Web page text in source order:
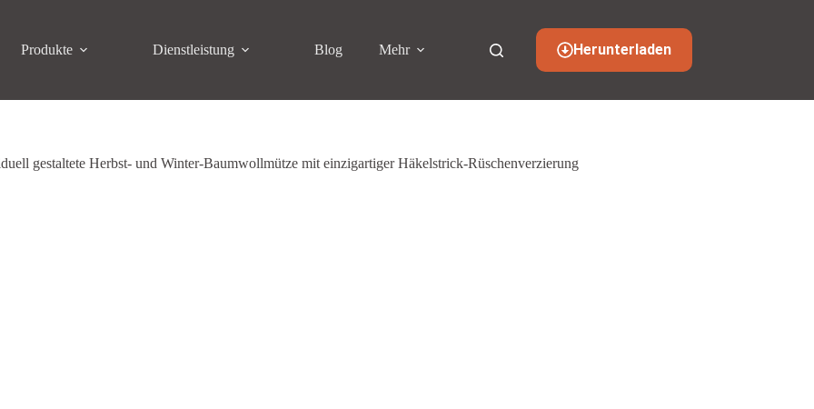
Produkte Dienstleistung Blog Mehr Herunterladen
gestaltete Herbst- und Winter-Baumwollmütze mit einzigartiger Häkelstrick-Rüschenverzierung